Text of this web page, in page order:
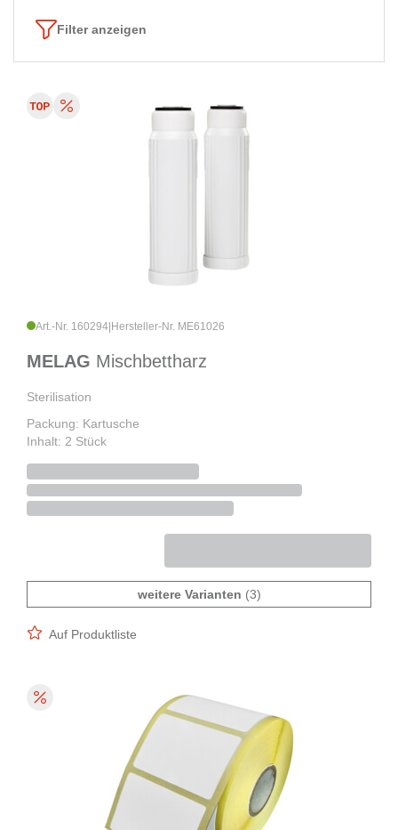
Filter anzeigen
Art.-Nr. 160294 Hersteller-Nr. ME61026
MELAG Mischbettharz
Sterilisation
Packung: Kartusche
Inhalt: 2 Stück
weitere Varianten (3)
Auf Produktliste